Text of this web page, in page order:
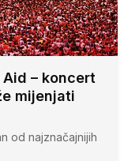
– koncert
mijenjati
od najznačajnijih